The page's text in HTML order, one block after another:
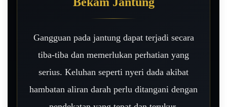
Gangguan pada jantung dapat terjadi secara
tiba-tiba dan memerlukan perhatian yang
serius. Keluhan seperti nyeri dada akibat
hambatan aliran darah perlu ditangani dengan